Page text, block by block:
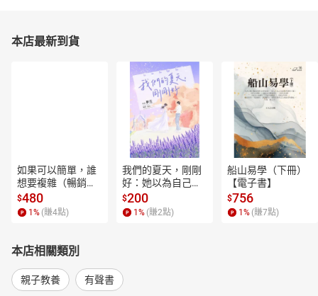
10劍客
18弄布袋戲
19木屐弄大鼓
20搖籃是帆船
21古早好耍的代誌
22灌塗猴
24騎水牛
25飼鴨母
本店最新到貨
如果可以簡單，誰
想要複雜（暢銷經
典新編版）【電子
書】
$480
1 % (賺4點)
我們的夏天，剛剛
好：她以為自己只
是逃離一段失敗的
愛，卻在薰衣草盛
開的山裡，重新學
$200
1 % (賺2點)
船山易學（下冊）
【電子書】
$756
1 % (賺7點)
本店相關類別
親子教養 有聲書